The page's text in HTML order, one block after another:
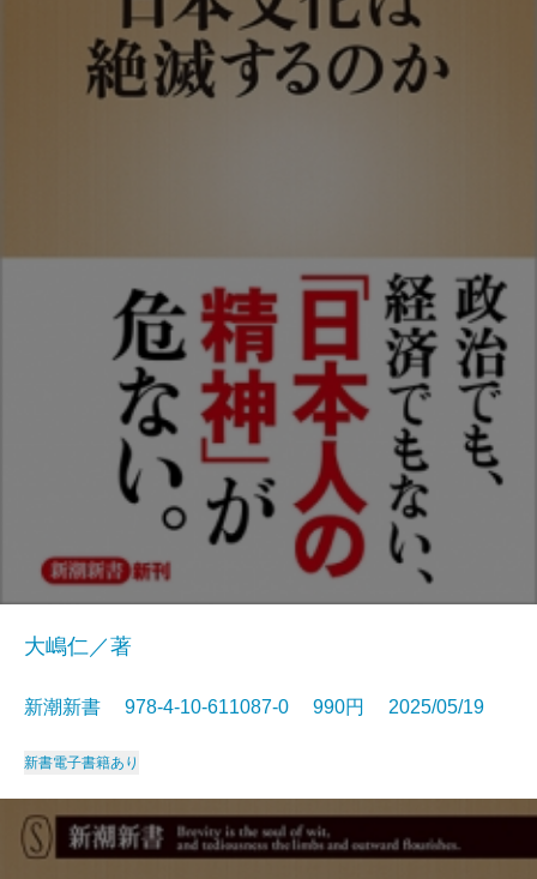
大嶋仁／著
新潮新書 978-4-10-611087-0 990円 2025/05/19
新書電子書籍あり